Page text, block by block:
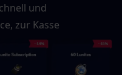
und
zur Kasse